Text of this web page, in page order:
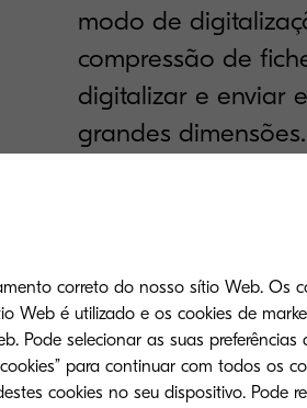
modo de
compressão de
digitalizar e enviar
grandes
ECOSYS® da
permitem atingir
como também
impacto ambiental
Até 40 páginas por
Impressão duplex, cópia,
correto do nosso sítio Web. Os
Web é utilizado e os cookies de
Pode selecionar as suas
para continuar com todos os
cookies no seu dispositivo. Pode